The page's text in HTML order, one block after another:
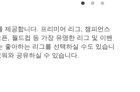
제공합니다. 프리미어 리그, 챔피언스
, 월드컵 등 가장 유명한 리그 및 이벤
좋아하는 리그를 선택하실 수도 있습니
와 공유하실 수 있습니다.